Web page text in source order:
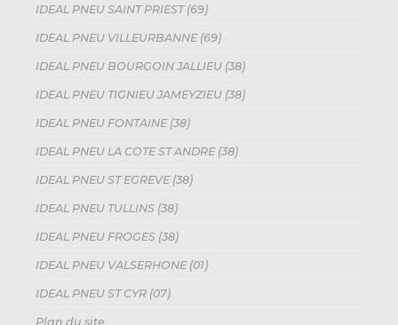
IDEAL PNEU SAINT PRIEST (69)
IDEAL PNEU VILLEURBANNE (69)
IDEAL PNEU BOURGOIN JALLIEU (38)
IDEAL PNEU TIGNIEU JAMEYZIEU (38)
IDEAL PNEU FONTAINE (38)
IDEAL PNEU LA COTE ST ANDRE (38)
IDEAL PNEU ST EGREVE (38)
IDEAL PNEU TULLINS (38)
IDEAL PNEU FROGES (38)
IDEAL PNEU VALSERHONE (01)
IDEAL PNEU ST CYR (07)
Plan du site